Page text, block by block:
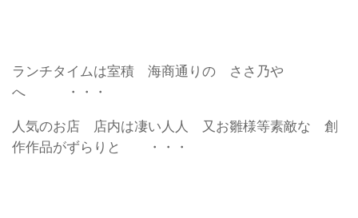
ランチタイムは室積 海商通りの ささ乃や
へ ・・・
人気のお店 店内は凄い人人 又お雛様等素敵な 創
作作品がずらりと ・・・